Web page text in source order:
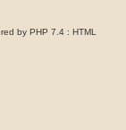
by PHP 7.4 : HTML